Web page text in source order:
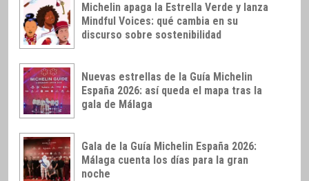
Michelin apaga la Estrella Verde y lanza
Mindful Voices: qué cambia en su
discurso sobre sostenibilidad
Nuevas estrellas de la Guía Michelin
España 2026: así queda el mapa tras la
gala de Málaga
Gala de la Guía Michelin España 2026:
Málaga cuenta los días para la gran
noche